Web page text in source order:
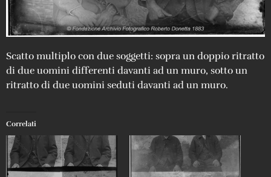
Scatto multiplo con due soggetti: sopra un doppio ritratto
di due uomini differenti davanti ad un muro, sotto un
ritratto di due uomini seduti davanti ad un muro.
Correlati